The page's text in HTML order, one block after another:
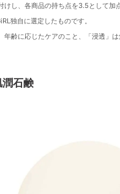
し、各商品の持ち点を3.5として加
独自に選定したものです。
年齢に応じたケアのこと、「浸透」
石鹸